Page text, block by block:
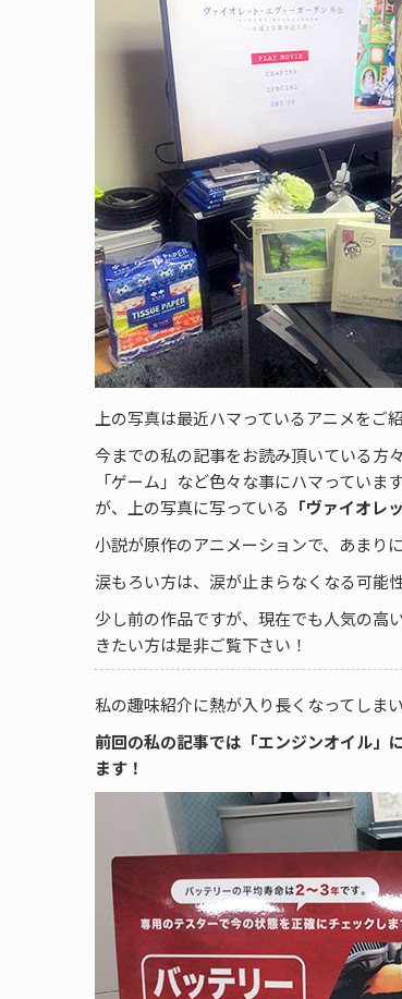
上の写真は最近ハマっているアニメをご
今までの私の記事をお読み頂いている方
「ゲーム」など色々な事にハマってい
が、上の写真に写っている 「ヴァイオレ
小説が原作のアニメーションで、あまり
涙もろい方は、涙が止まらなくなる可能
少し前の作品ですが、現在でも人気の高
きたい方は是非ご覧下さい！
私の趣味紹介に熱が入り長くなってしま
前回の私の記事では「エンジンオイル」
ます！